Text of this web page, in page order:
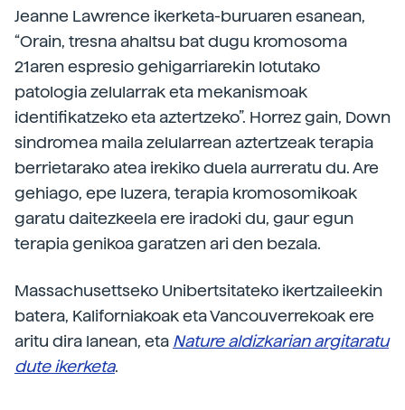
Jeanne Lawrence ikerketa-buruaren esanean,
“Orain, tresna ahaltsu bat dugu kromosoma
21aren espresio gehigarriarekin lotutako
patologia zelularrak eta mekanismoak
identifikatzeko eta aztertzeko”. Horrez gain, Down
sindromea maila zelularrean aztertzeak terapia
berrietarako atea irekiko duela aurreratu du. Are
gehiago, epe luzera, terapia kromosomikoak
garatu daitezkeela ere iradoki du, gaur egun
terapia genikoa garatzen ari den bezala.
Massachusettseko Unibertsitateko ikertzaileekin
batera, Kaliforniakoak eta Vancouverrekoak ere
aritu dira lanean, eta Nature aldizkarian argitaratu
dute ikerketa.